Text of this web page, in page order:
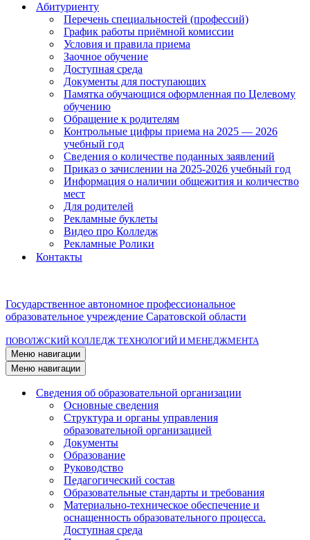
Абитуриенту
Перечень специальностей (профессий)
График работы приёмной комиссии
Условия и правила приема
Заочное обучение
Доступная среда
Документы для поступающих
Памятка обучающися оформленная по Целевому
обучению
Обращение к родителям
Контрольные цифры приема на 2025 — 2026
учебный год
Сведения о количестве поданных заявлений
Приказ о зачислении на 2025-2026 учебный год
Информация о наличии общежития и количество
мест
Для родителей
Рекламные буклеты
Видео про Колледж
Рекламные Ролики
Контакты
Государственное автономное профессиональное
образовательное учреждение Саратовской области
ПОВОЛЖСКИЙ КОЛЛЕДЖ ТЕХНОЛОГИЙ И МЕНЕДЖМЕНТА
Меню навигации
Меню навигации
Сведения об образовательной организации
Основные сведения
Структура и органы управления
образовательной организацией
Документы
Образование
Руководство
Педагогический состав
Образовательные стандарты и требования
Материально-техническое обеспечение и
оснащенность образовательного процесса.
Доступная среда